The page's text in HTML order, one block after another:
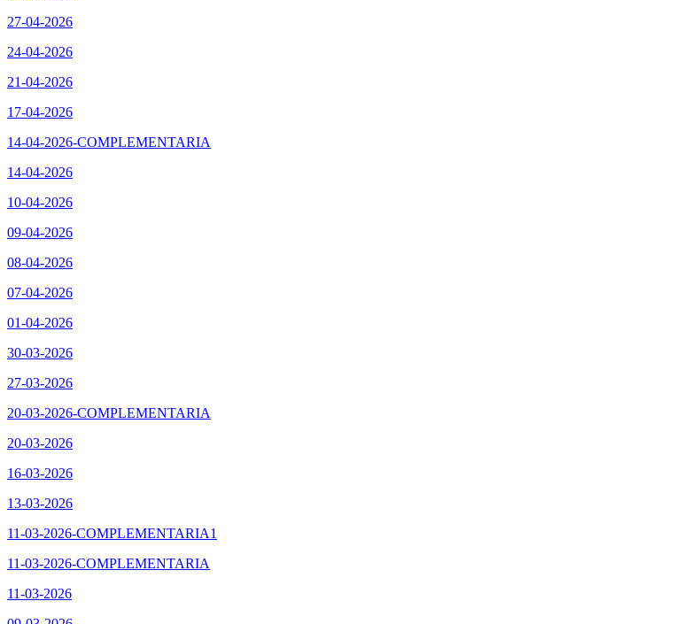
27-04-2026
24-04-2026
21-04-2026
17-04-2026
14-04-2026-COMPLEMENTARIA
14-04-2026
10-04-2026
09-04-2026
08-04-2026
07-04-2026
01-04-2026
30-03-2026
27-03-2026
20-03-2026-COMPLEMENTARIA
20-03-2026
16-03-2026
13-03-2026
11-03-2026-COMPLEMENTARIA1
11-03-2026-COMPLEMENTARIA
11-03-2026